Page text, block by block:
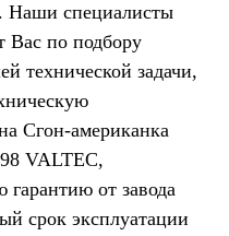
Наши специалисты
Вас по подбору
технической задачи,
Сгон-американка
VALTEC,
от завода
срок эксплуатации